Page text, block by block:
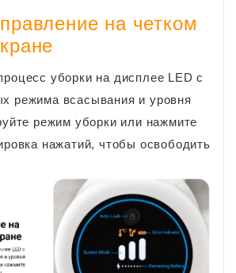
на четком
уборки на дисплее LED с
режима всасывания и уровня
режим уборки или нажмите
нажатий, чтобы освободить